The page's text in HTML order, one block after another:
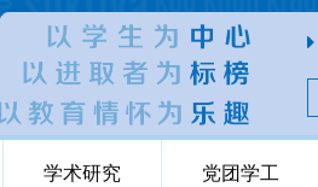
学术研究 党团学工